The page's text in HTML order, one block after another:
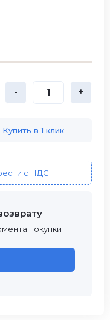
- +
Купить в 1 клик
с НДС
покупки